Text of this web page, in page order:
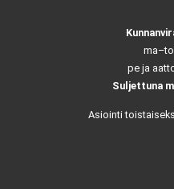
pe ja
Suljettuna
Asiointi